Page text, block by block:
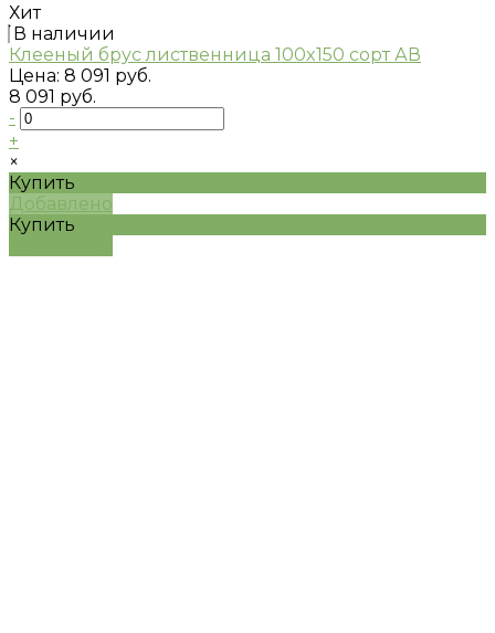
Хит
В наличии
Клееный брус лиственница 100x150 сорт АВ
Цена: 8 091 руб.
8 091 руб.
-
+
×
Купить
Добавлено
Купить